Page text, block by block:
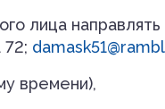
лица
72; damask51@
времени),